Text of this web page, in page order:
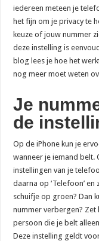
iedereen meteen je
het fijn om je privacy te
keuze of jouw nummer
deze instelling is
blog lees je hoe het
nog meer moet weten
Je
de
Op de iPhone kun je
wanneer je iemand belt.
instellingen van je
daarna op ‘Telefoon’ en
schuifje op groen? Dan
nummer verbergen? Zet
persoon die je belt alleen
Deze instelling geldt